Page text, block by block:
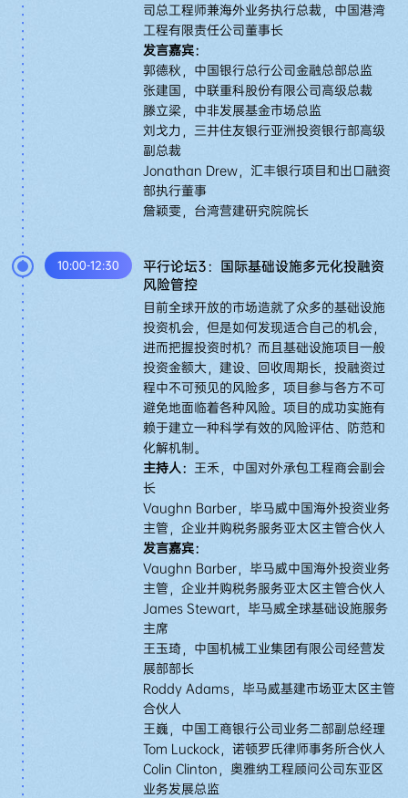
司总工程师兼海外业务执行总裁，中国港湾
工程有限责任公司董事长
发言嘉宾：
郭德秋，中国银行总行公司金融总部总监
张建国，中联重科股份有限公司高级总裁
滕立梁，中非发展基金市场总监
刘戈力，三井住友银行亚洲投资银行部高级
副总裁
Jonathan Drew，汇丰银行项目和出口融资
部执行董事
詹颖雯，台湾营建研究院院长
10:00-12:30
平行论坛3：国际基础设施多元化投融资
风险管控
目前全球开放的市场造就了众多的基础设施
投资机会，但是如何发现适合自己的机会，
进而把握投资时机？而且基础设施项目一般
投资金额大，建设、回收周期长，投融资过
程中不可预见的风险多，项目参与各方不可
避免地面临着各种风险。项目的成功实施有
赖于建立一种科学有效的风险评估、防范和
化解机制。
主持人： 王禾，中国对外承包工程商会副会
长
Vaughn Barber，毕马威中国海外投资业务
主管，企业并购税务服务亚太区主管合伙人
发言嘉宾：
Vaughn Barber，毕马威中国海外投资业务
主管，企业并购税务服务亚太区主管合伙人
James Stewart，毕马威全球基础设施服务
主席
王玉琦，中国机械工业集团有限公司经营发
展部部长
Roddy Adams，毕马威基建市场亚太区主管
合伙人
王巍，中国工商银行公司业务二部副总经理
Tom Luckock，诺顿罗氏律师事务所合伙人
Colin Clinton，奥雅纳工程顾问公司东亚区
业务发展总监